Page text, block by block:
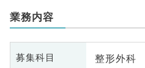
業務内容
募集科目 整形外科